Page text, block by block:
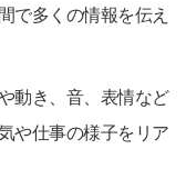
で多くの情報を伝え
動き、音、表情など
や仕事の様子をリア